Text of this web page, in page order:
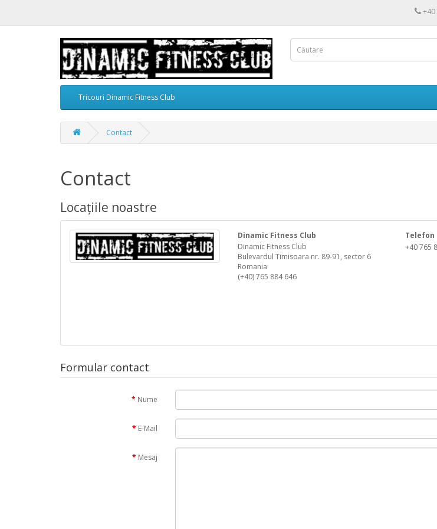
+40
Tricouri Dinamic Fitness Club
Contact
Contact
Locațiile noastre
Dinamic Fitness Club
Dinamic Fitness Club
Bulevardul Timisoara nr. 89-91, sector 6
Romania
(+40) 765 884 646
Telefon
+40 765
Formular contact
Nume
E-Mail
Mesaj